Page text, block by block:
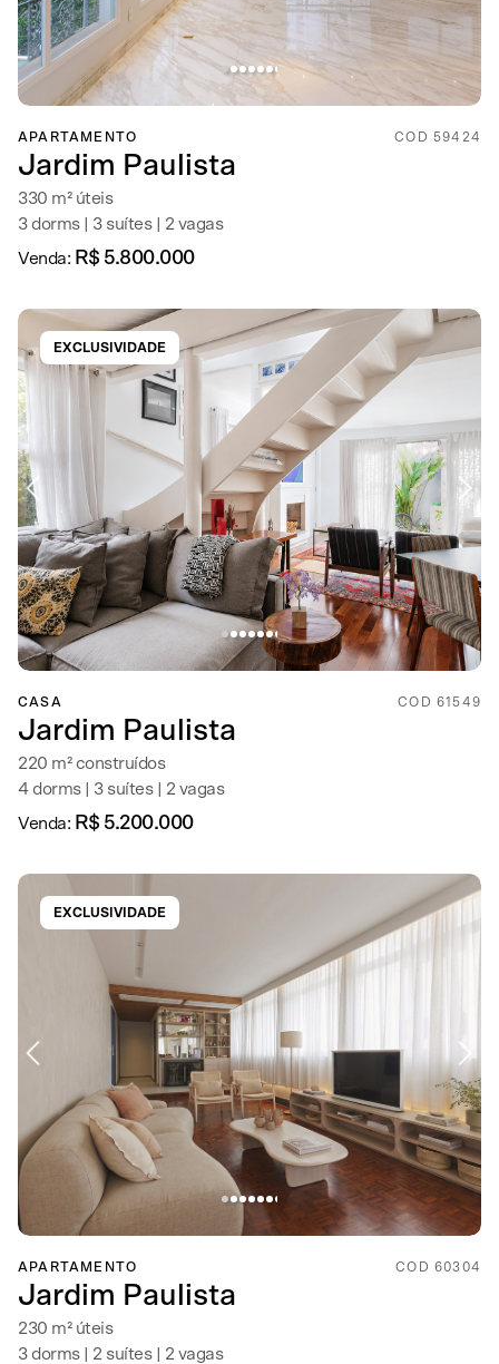
APARTAMENTO COD 59424
Jardim Paulista
330 m² úteis
3 dorms | 3 suítes | 2 vagas
Venda: R$ 5.800.000
EXCLUSIVIDADE
CASA COD 61549
Jardim Paulista
220 m² construídos
4 dorms | 3 suítes | 2 vagas
Venda: R$ 5.200.000
EXCLUSIVIDADE
APARTAMENTO COD 60304
Jardim Paulista
230 m² úteis
3 dorms | 2 suítes | 2 vagas